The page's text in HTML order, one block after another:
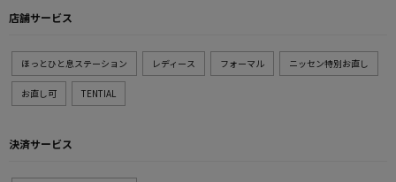
店舗サービス
ほっとひと息ステーション レディース フォーマル ニッセン特別お直し
お直し可 TENTIAL
決済サービス